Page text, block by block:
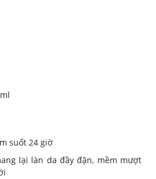
suốt 24 giờ
lại làn da đầy đặn, mềm mượt